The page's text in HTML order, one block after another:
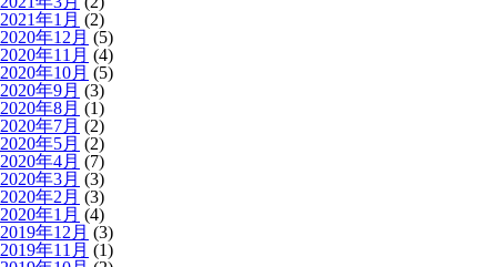
2021年1月 (2)
2020年12月 (5)
2020年11月 (4)
2020年10月 (5)
2020年9月 (3)
2020年8月 (1)
2020年7月 (2)
2020年5月 (2)
2020年4月 (7)
2020年3月 (3)
2020年2月 (3)
2020年1月 (4)
2019年12月 (3)
2019年11月 (1)